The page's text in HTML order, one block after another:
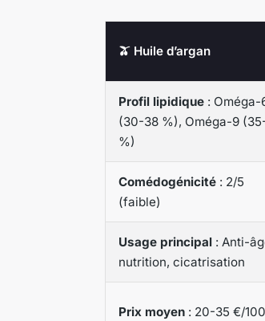
🫒 Huile d’argan
Profil lipidique : Oméga-
(30-38 %), Oméga-9
%)
Comédogénicité : 2/5
(faible)
Usage principal : Anti-
nutrition, cicatrisation
Prix moyen : 20-35 €/